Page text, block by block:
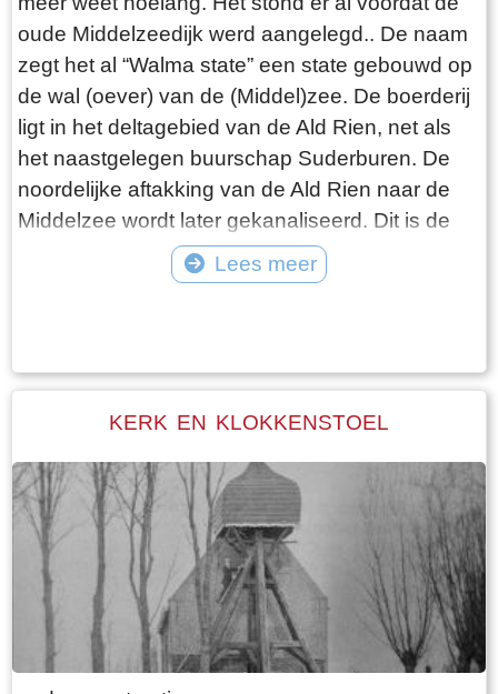
oude Middelzeedijk werd aangelegd.. De naam
zegt het al “Walma state” een state gebouwd op
de wal (oever) van de (Middel)zee. De boerderij
ligt in het deltagebied van de Ald Rien, net als
het naastgelegen buurschap Suderburen. De
noordelijke aftakking van de Ald Rien naar de
Middelzee wordt later gekanaliseerd. Dit is de
Folsgaasteropvaart. Een kreek die hierop uit
komt, is de oude opvaart naar de boerderij. Bij
Walma State is één van de boerderijen op deze
zwanenjacht. Op oude kaarten staat naast de
boerderij nog een wier. In 1511 wordt er nog een
stinsgracht genoemd. Uit het Register van
aanbreng van 1511 blijkt dat Epa Ighaz “eijgen
geërffd” eigenaar is en Albert Hoytes pachtboer
op de grootste boerderij onder Folsgara. De
boerderij omvat dan LXXX (80) ponden land,
waarvan “36 ponden Hooijland, 31 ponden
Lees meer
KERK EN KLOKKENSTOEL